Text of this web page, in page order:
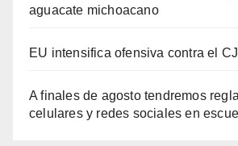
aguacate michoacano
EU intensifica ofensiva contra el
A finales de agosto tendremos
celulares y redes sociales en